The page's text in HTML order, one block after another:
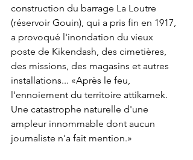
construction du barrage La Loutre
(réservoir Gouin), qui a pris fin en 1917,
a provoqué l'inondation du vieux
poste de Kikendash, des cimetières,
des missions, des magasins et autres
installations... «Après le feu,
l'ennoiement du territoire attikamek.
Une catastrophe naturelle d'une
ampleur innommable dont aucun
journaliste n'a fait mention.»